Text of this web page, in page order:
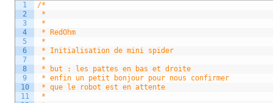
1
2
3
4
5
6
7
8
9
10
11
/*
*
*
* RedOhm
*
* Initialisation de mini spider
*
* but : les pattes en bas et droite
* enfin un petit bonjour pour nous confirmer
* que le robot est en attente
*